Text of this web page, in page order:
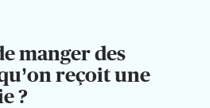
manger des
reçoit une
?